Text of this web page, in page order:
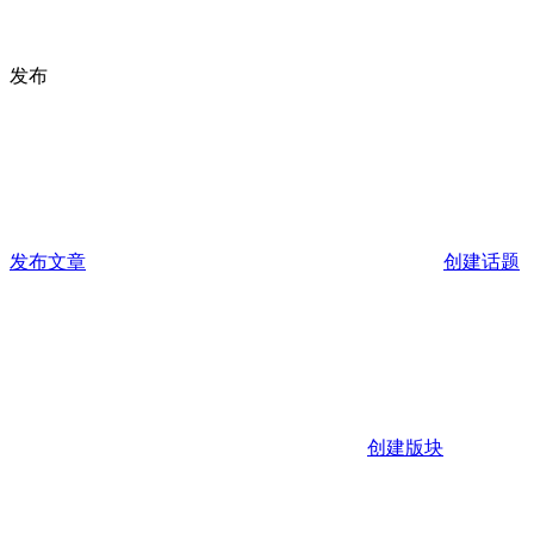
发布
发布文章 创建话题
创建版块